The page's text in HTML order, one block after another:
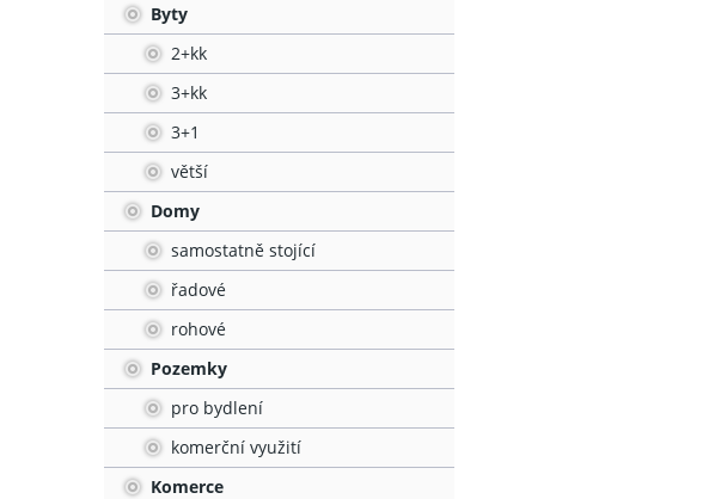
Byty
2+kk
3+kk
3+1
větší
Domy
samostatně stojící
řadové
rohové
Pozemky
pro bydlení
komerční využití
Komerce